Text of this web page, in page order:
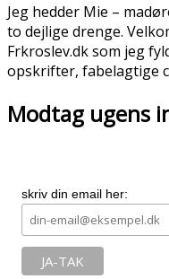
Jeg hedder Mie –
to dejlige drenge.
Frkroslev.dk som jeg
opskrifter, fabelagtige
Modtag ugens
skriv din email her: